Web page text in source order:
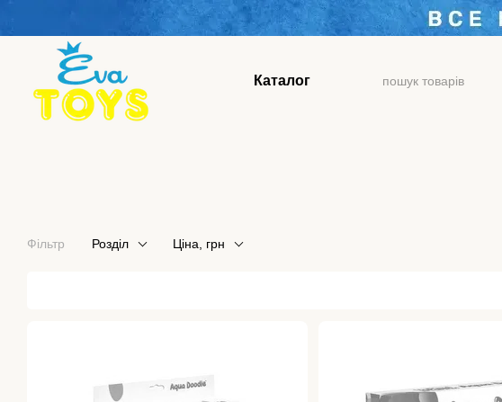
Перейти до основного контенту
Каталог
Фільтр Розділ Ціна, грн